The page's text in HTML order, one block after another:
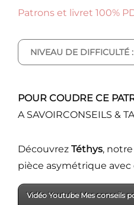
Patrons et livret 100%
NIVEAU DE DIFFICULTÉ
POUR COUDRE CE
A SAVOIRCONSEILS &
Découvrez Téthys,
pièce asymétrique avec
Vidéo Youtube Mes conseils